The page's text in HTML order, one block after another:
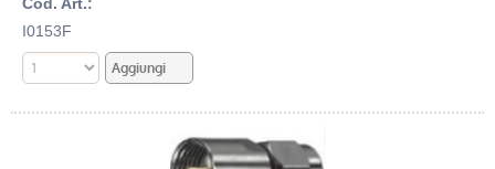
Cod. Art.:
I0153F